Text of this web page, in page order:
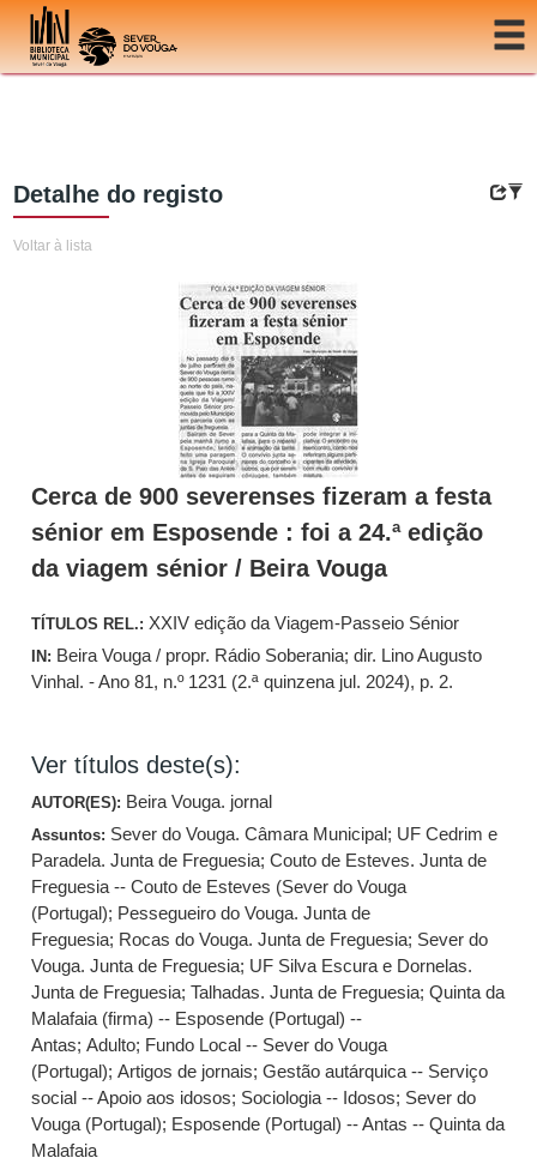
Ir para o conteúdo
Detalhe do registo
Voltar à lista
Cerca de 900 severenses fizeram a festa
sénior em Esposende : foi a 24.ª edição
da viagem sénior / Beira Vouga
TÍTULOS REL.:XXIV edição da Viagem-Passeio Sénior
IN: Beira Vouga / propr. Rádio Soberania; dir. Lino Augusto
Vinhal. - Ano 81, n.º 1231 (2.ª quinzena jul. 2024), p. 2.
Ver títulos deste(s):
AUTOR(ES): Beira Vouga. jornal
Assuntos: Sever do Vouga. Câmara Municipal; UF Cedrim e
Paradela. Junta de Freguesia;Couto de Esteves. Junta de
Freguesia -- Couto de Esteves (Sever do Vouga
(Portugal); Pessegueiro do Vouga. Junta de
Freguesia; Rocas do Vouga. Junta de Freguesia; Sever do
Vouga. Junta de Freguesia; UF Silva Escura e Dornelas.
Junta de Freguesia;Talhadas. Junta de Freguesia;Quinta da
Malafaia (firma) -- Esposende (Portugal) --
Antas;Adulto; Fundo Local -- Sever do Vouga
(Portugal);Artigos de jornais;Gestão autárquica -- Serviço
social -- Apoio aos idosos; Sociologia -- Idosos; Sever do
Vouga (Portugal); Esposende (Portugal) -- Antas -- Quinta da
Malafaia